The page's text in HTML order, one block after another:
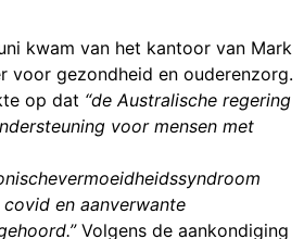
–Emerge Australiaen
met het Royal Australian
en hetRoyal Australian College of
.
zelf het volgende:“Ik wil
voor hun onophoudelijke
en geloofd te worden